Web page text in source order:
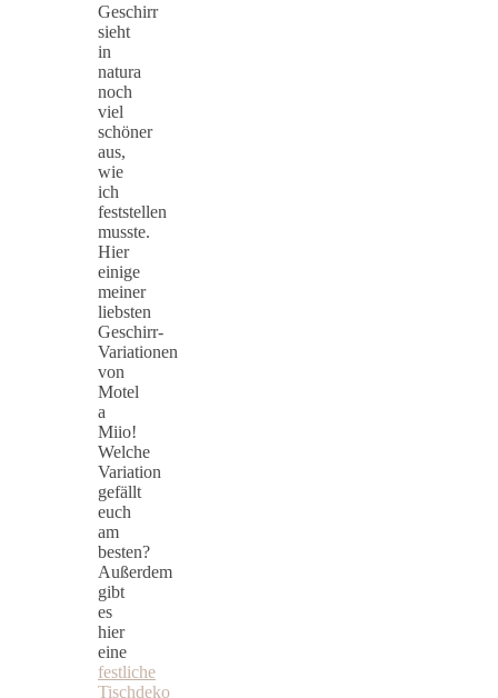
Geschirr
sieht
in
natura
noch
viel
schöner
aus,
wie
ich
feststellen
musste.
Hier
einige
meiner
liebsten
Geschirr-
Variationen
von
Motel
a
Miio!
Welche
Variation
gefällt
euch
am
besten?
Außerdem
gibt
es
hier
eine
festliche
Tischdeko